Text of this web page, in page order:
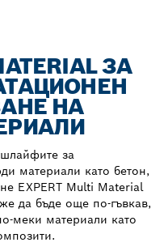
ЗА
НА
за
материали като бетон,
EXPERT Multi Material
да бъде още по-гъвкав,
меки материали като